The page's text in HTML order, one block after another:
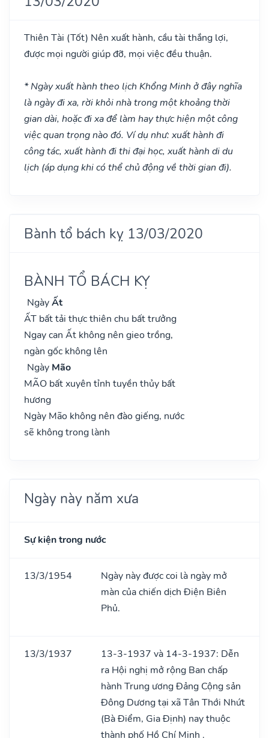
Thiên Tài (Tốt) Nên xuất hành, cầu tài thắng lợi,
được mọi người giúp đỡ, mọi việc đều thuận.
* Ngày xuất hành theo lịch Khổng Minh ở đây nghĩa
là ngày đi xa, rời khỏi nhà trong một khoảng thời
gian dài, hoặc đi xa để làm hay thực hiện một công
việc quan trọng nào đó. Ví dụ như: xuất hành đi
công tác, xuất hành đi thi đại học, xuất hành di du
lịch (áp dụng khi có thể chủ động về thời gian đi).
Bành tổ bách kỵ 13/03/2020
BÀNH TỔ BÁCH KỴ
NgàyẤt
ẤT bất tải thực thiên chu bất trưởng
Ngay can Ất không nên gieo trồng,
ngàn gốc không lên
Ngày Mão
MÃO bất xuyên tỉnh tuyền thủy bất
hương
Ngày Mão không nên đào giếng, nước
sẽ không trong lành
Ngày này năm xưa
Sự kiện trong nước
13/3/1954
Ngày này được coi là ngày mở
màn của chiến dịch Điện Biên
Phủ.
13/3/1937
13-3-1937 và 14-3-1937: Dễn
ra Hội nghị mở rộng Ban chấp
hành Trung ương Đảng Cộng sản
Đông Dương tại xã Tân Thới Nhứt
(Bà Điểm, Gia Định) nay thuộc
thành phố Hồ Chí Minh .